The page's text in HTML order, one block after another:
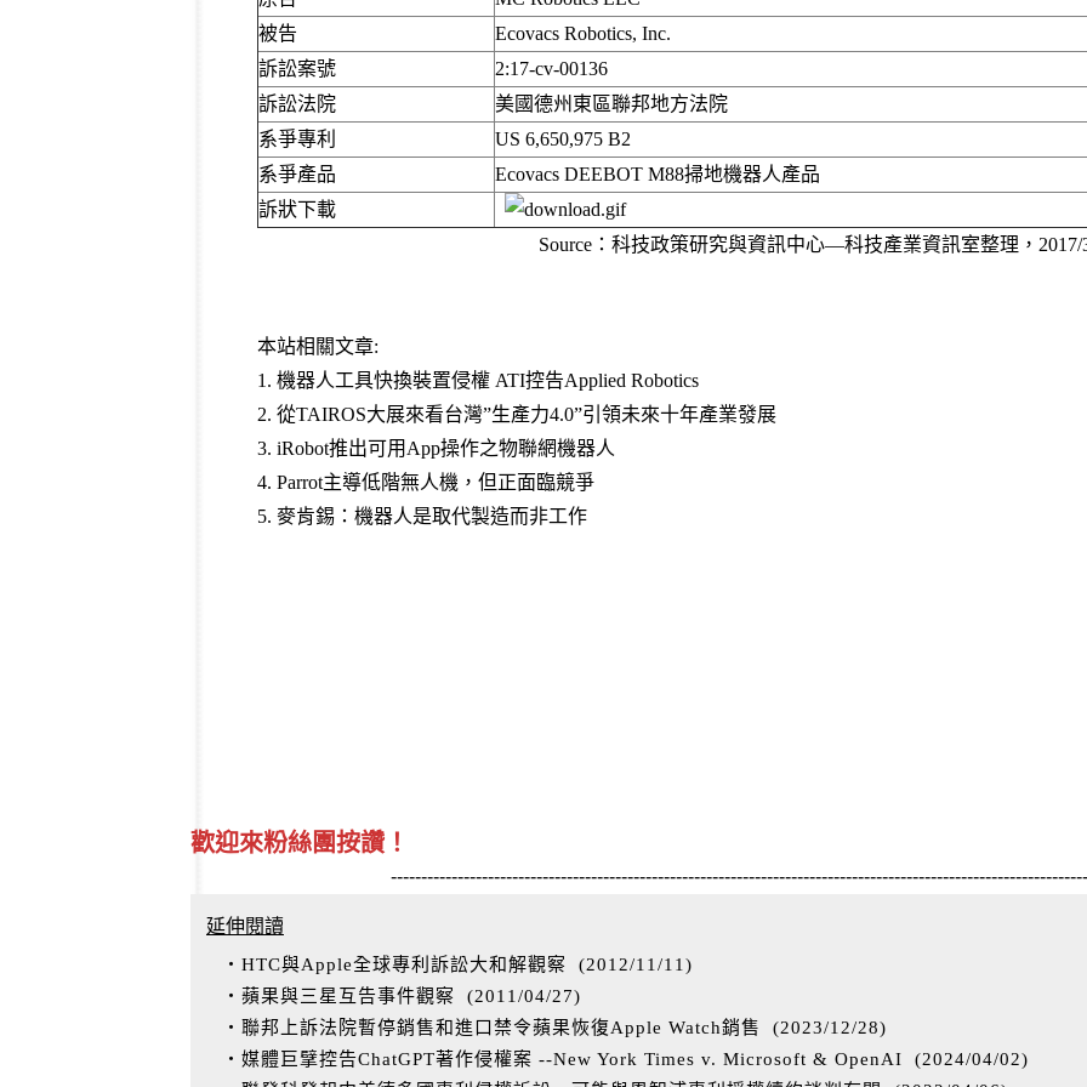
被告
Ecovacs Robotics, Inc.
訴訟案號
2:17-cv-00136
訴訟法院
美國德州東區聯邦地方法院
系爭專利
US 6,650,975 B2
系爭產品
Ecovacs DEEBOT M88掃地機器人產品
訴狀下載
Source：科技政策研究與資訊中心—科技產業資訊室整理，2017/
本站相關文章:
1. 機器人工具快換裝置侵權 ATI控告Applied Robotics
2. 從TAIROS大展來看台灣”生產力4.0”引領未來十年產業發展​
3. iRobot推出可用App操作之物聯網機器人
4. Parrot主導低階無人機，但正面臨競爭
5. 麥肯錫：機器人是取代製造而非工作
歡迎來粉絲團按讚！
延伸閱讀
‧HTC與Apple全球專利訴訟大和解觀察 (2012/11/11 )
‧蘋果與三星互告事件觀察
(2011/04/27)
‧聯邦上訴法院暫停銷售和進口禁令蘋果恢復Apple Watch銷售
(2023/12/28)
‧媒體巨擘控告ChatGPT著作侵權案 --New York Times v. Microsoft & OpenAI (2024/04/02)